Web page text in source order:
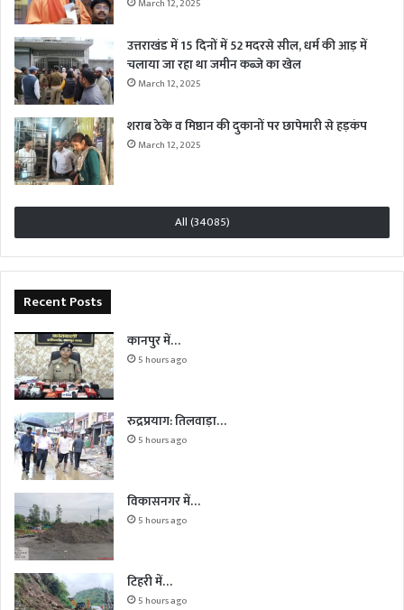
March 12, 2025
उत्तराखंड में 15 दिनों में 52 मदरसे सील, धर्म की आड़ में
चलाया जा रहा था जमीन कब्जे का खेल
March 12, 2025
शराब ठेके व मिष्ठान की दुकानों पर छापेमारी से हड़कंप
March 12, 2025
All (34085)
Recent Posts
कानपुर में…
5 hours ago
रुद्रप्रयाग: तिलवाड़ा…
5 hours ago
विकासनगर में…
5 hours ago
टिहरी में…
5 hours ago